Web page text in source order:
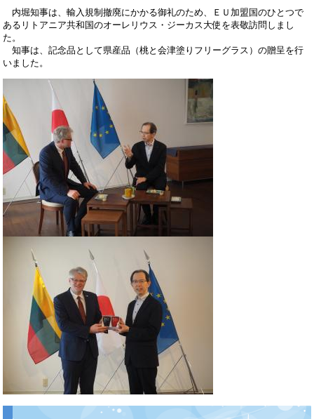
内堀知事は、輸入規制撤廃にかかる御礼のため、ＥＵ加盟国のひとつで
あるリトアニア共和国のオーレリウス・ジーカス大使を表敬訪問しまし
た。
知事は、記念品として県産品（桃と会津塗りフリーグラス）の贈呈を行
いました。